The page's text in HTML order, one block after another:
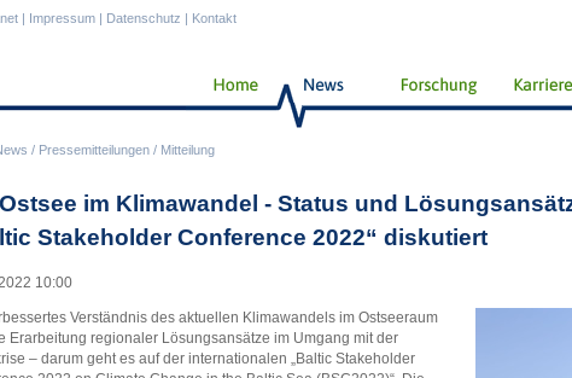
/ Pressemitteilungen / Mitteilung
| Impressum | Datenschutz | Kontakt
im Klimawandel - Status und
Stakeholder Conference 2022“ diskutiert
10:00
Verständnis des aktuellen Klimawandels im Ostseeraum
Erarbeitung regionaler Lösungsansätze im Umgang mit der
– darum geht es auf der internationalen „Baltic Stakeholder